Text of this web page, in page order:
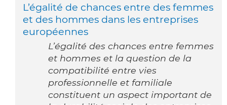
L’égalité de chances entre des femmes
et des hommes dans les entreprises
européennes
L’égalité des chances entre femmes
et hommes et la question de la
compatibilité entre vies
professionnelle et familiale
constituent un aspect important de